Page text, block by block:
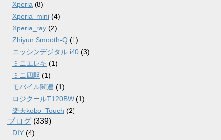
Xperia (8)
Xperia_mini (4)
Xperia_ray (2)
Zhiyun Smooth-Q (1)
ニッシンデジタル i40 (3)
ミニエレキ (1)
ミニ四駆 (1)
モバイル関連 (1)
ロジクールT120BW (1)
楽天kobo_Touch (2)
ブログ (339)
DIY (4)